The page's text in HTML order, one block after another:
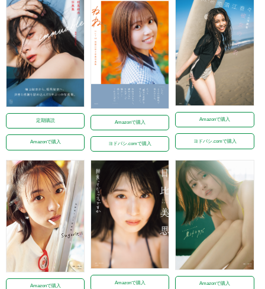
定期購読
Amazonで購入
Amazonで購入
ヨドバシ.comで購入
Amazonで購入
ヨドバシ.comで購入
Amazonで購入
Amazonで購入 Amazonで購入